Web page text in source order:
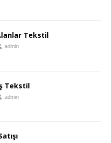
Tekstil
admin
Tekstil
admin